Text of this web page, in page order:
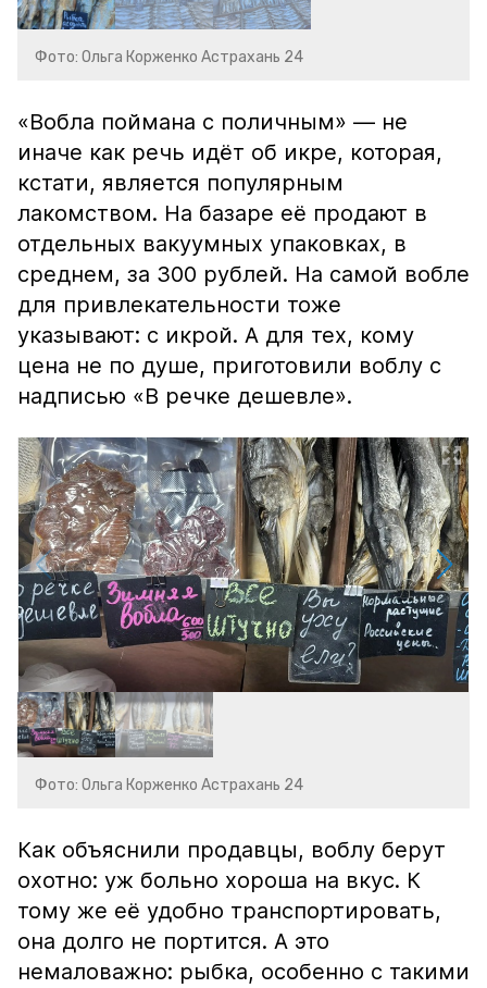
Фото: Ольга Корженко Астрахань 24
«Вобла поймана с поличным» — не
иначе как речь идёт об икре, которая,
кстати, является популярным
лакомством. На базаре её продают в
отдельных вакуумных упаковках, в
среднем, за 300 рублей. На самой вобле
для привлекательности тоже
указывают: с икрой. А для тех, кому
цена не по душе, приготовили воблу с
надписью «В речке дешевле».
Фото: Ольга Корженко Астрахань 24
Как объяснили продавцы, воблу берут
охотно: уж больно хороша на вкус. К
тому же её удобно транспортировать,
она долго не портится. А это
немаловажно: рыбка, особенно с такими